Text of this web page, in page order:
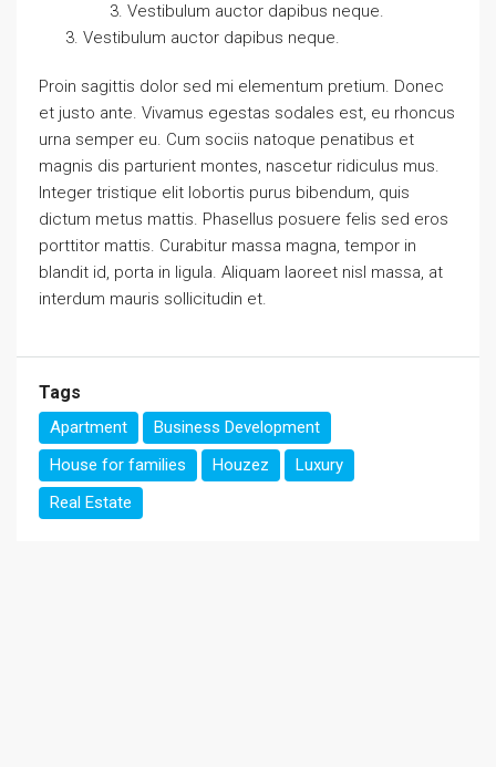
Vestibulum auctor dapibus neque.
Vestibulum auctor dapibus neque.
Proin sagittis dolor sed mi elementum pretium. Donec
et justo ante. Vivamus egestas sodales est, eu rhoncus
urna semper eu. Cum sociis natoque penatibus et
magnis dis parturient montes, nascetur ridiculus mus.
Integer tristique elit lobortis purus bibendum, quis
dictum metus mattis. Phasellus posuere felis sed eros
porttitor mattis. Curabitur massa magna, tempor in
blandit id, porta in ligula. Aliquam laoreet nisl massa, at
interdum mauris sollicitudin et.
Tags
Apartment
Business Development
House for families
Houzez
Luxury
Real Estate